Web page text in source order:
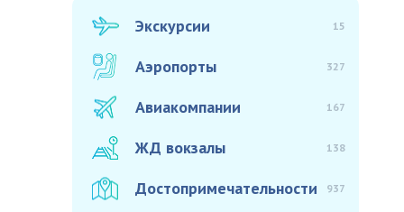
Экскурсии 15
Аэропорты 327
Авиакомпании 167
ЖД вокзалы 138
Достопримечательности 937